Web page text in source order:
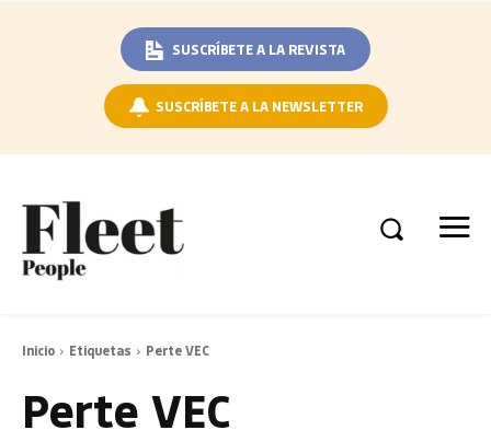
SUSCRÍBETE A LA REVISTA
SUSCRÍBETE A LA NEWSLETTER
Inicio Etiquetas Perte VEC
Perte VEC